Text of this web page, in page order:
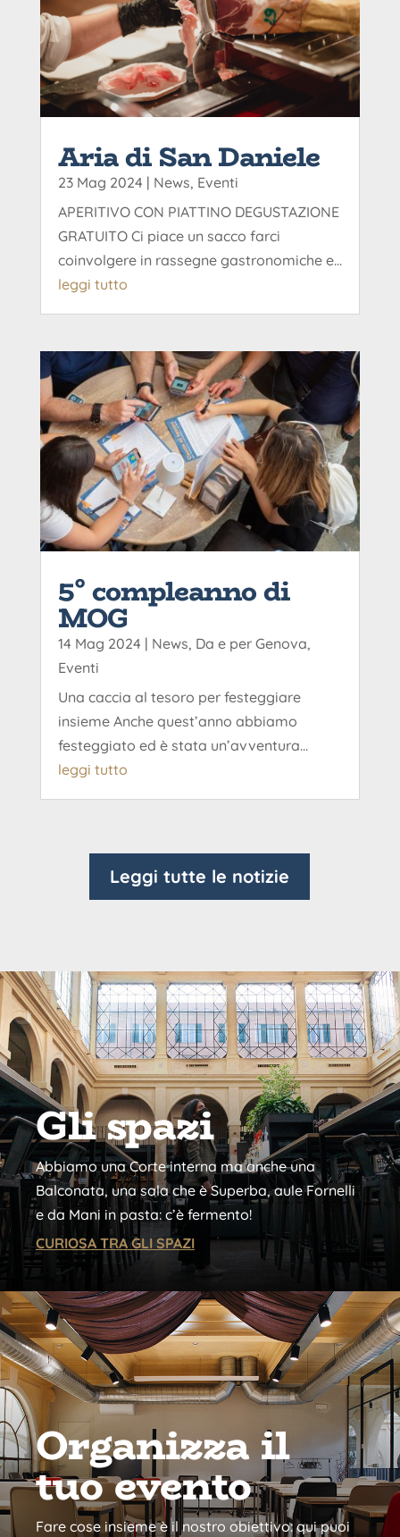
Aria di San Daniele
23 Mag 2024 | News, Eventi
APERITIVO CON PIATTINO DEGUSTAZIONE
GRATUITO Ci piace un sacco farci
coinvolgere in rassegne gastronomiche e...
leggi tutto
5° compleanno di
MOG
14 Mag 2024 | News, Da e per Genova,
Eventi
Una caccia al tesoro per festeggiare
insieme Anche quest’anno abbiamo
festeggiato ed è stata un’avventura...
leggi tutto
Leggi tutte le notizie
Gli spazi
Abbiamo una Corte interna ma anche una
Balconata, una sala che è Superba, aule Fornelli
e da Mani in pasta: c’è fermento!
CURIOSA TRA GLI SPAZI
Organizza il
tuo evento
Fare cose insieme è il nostro obiettivo: qui puoi